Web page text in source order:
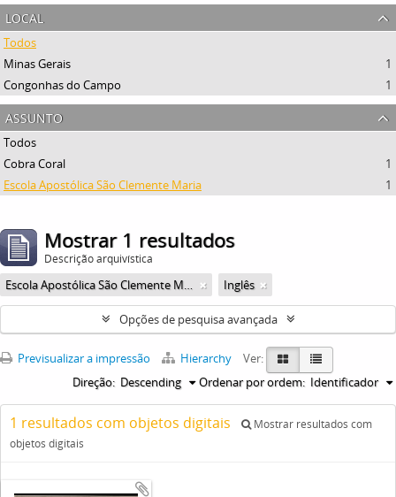
local
Todos
Minas Gerais
1
Congonhas do Campo
1
assunto
Todos
Cobra Coral
1
Escola Apostólica São Clemente Maria
1
Mostrar 1 resultados
Descrição arquivística
Escola Apostólica São Clemente Maria Inglês
Opções de pesquisa avançada
Previsualizar a impressão Hierarchy
Ver:
Ordenar por ordem: Identificador
Direção: Descending
1 resultados com objetos digitais
Mostrar resultados com
objetos digitais